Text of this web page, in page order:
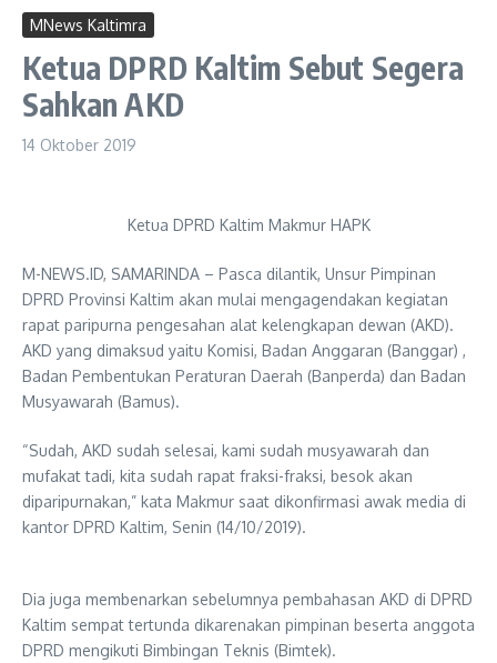
MNews Kaltimra
Ketua DPRD Kaltim Sebut Segera
Sahkan AKD
14 Oktober 2019
Ketua DPRD Kaltim Makmur HAPK
M-NEWS.ID, SAMARINDA – Pasca dilantik, Unsur Pimpinan
DPRD Provinsi Kaltim akan mulai mengagendakan kegiatan
rapat paripurna pengesahan alat kelengkapan dewan (AKD).
AKD yang dimaksud yaitu Komisi, Badan Anggaran (Banggar) ,
Badan Pembentukan Peraturan Daerah (Banperda) dan Badan
Musyawarah (Bamus).
“Sudah, AKD sudah selesai, kami sudah musyawarah dan
mufakat tadi, kita sudah rapat fraksi-fraksi, besok akan
diparipurnakan,” kata Makmur saat dikonfirmasi awak media di
kantor DPRD Kaltim, Senin (14/10/2019).
Dia juga membenarkan sebelumnya pembahasan AKD di DPRD
Kaltim sempat tertunda dikarenakan pimpinan beserta anggota
DPRD mengikuti Bimbingan Teknis (Bimtek).